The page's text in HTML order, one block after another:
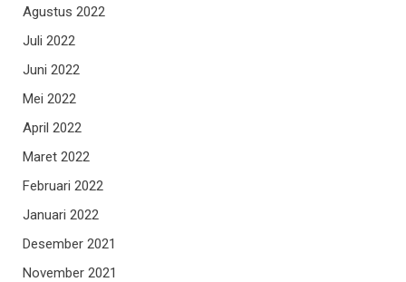
Agustus 2022
Juli 2022
Juni 2022
Mei 2022
April 2022
Maret 2022
Februari 2022
Januari 2022
Desember 2021
November 2021